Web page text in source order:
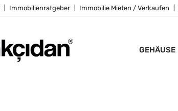
Immobilienratgeber Immobilie Mieten / Verkaufen
GEHÄUSE